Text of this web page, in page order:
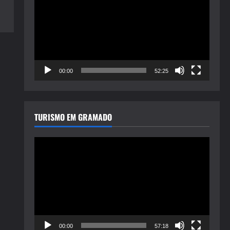
00:00 52:25
TURISMO EM GRAMADO
00:00 57:18